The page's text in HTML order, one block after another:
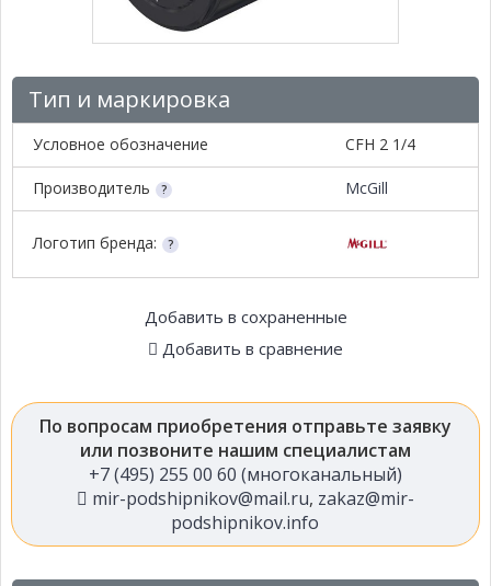
Тип и маркировка
Условное обозначение CFH 2 1/4
Производитель McGill
Логотип бренда:
Добавить в сохраненные
Добавить в сравнение
По вопросам приобретения отправьте заявку
или позвоните нашим специалистам
+7 (495) 255 00 60 (многоканальный)
mir-podshipnikov@mail.ru, zakaz@mir-
podshipnikov.info